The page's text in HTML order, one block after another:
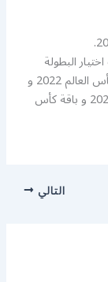
البطولة
والمسابقة التي ترغب بمتابعتها, حيث ستجد باقة كأس العالم 2022 و
باقة كأس أمم أوروبا 2020 يورو و باقة كوبا امريكا 2021 و باقة كأس
التالي